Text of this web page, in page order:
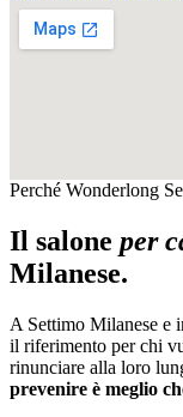
Perché Wonderlong
Il salone per
Milanese.
A Settimo Milanese e
il riferimento per chi
rinunciare alla loro
prevenire è meglio